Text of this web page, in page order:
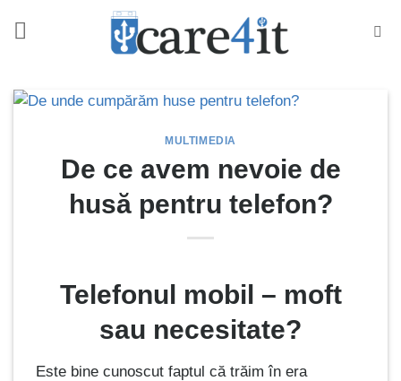
MULTIMEDIA
De ce avem nevoie de
husă pentru telefon?
Telefonul mobil – moft
sau necesitate?
Este bine cunoscut faptul că trăim în era